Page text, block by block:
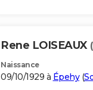
Rene LOISEAUX
Naissance
09/10/1929 à Épehy(